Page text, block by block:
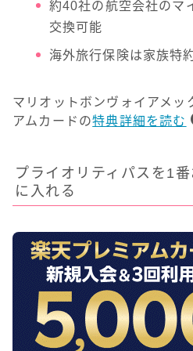
約40社の航空会社のマ
交換可能
海外旅行保険は家族特
マリオットボンヴォイアメッ
アムカードの特典詳細を読む
プライオリティパスを1
に入れる